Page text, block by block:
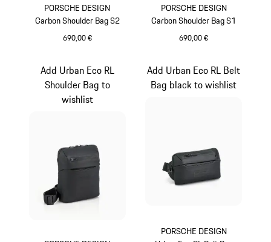
PORSCHE DESIGN
Carbon Shoulder Bag S2
690,00 €
PORSCHE DESIGN
Carbon Shoulder Bag S1
690,00 €
Add Urban Eco RL
Shoulder Bag to
wishlist
PORSCHE DESIGN
Add Urban Eco RL Belt
Bag black to wishlist